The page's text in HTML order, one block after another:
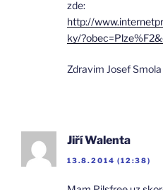
zde:
http://
ky/
Zdravim Josef Smola
Jiří Walenta
13.8.2014 (12:38)